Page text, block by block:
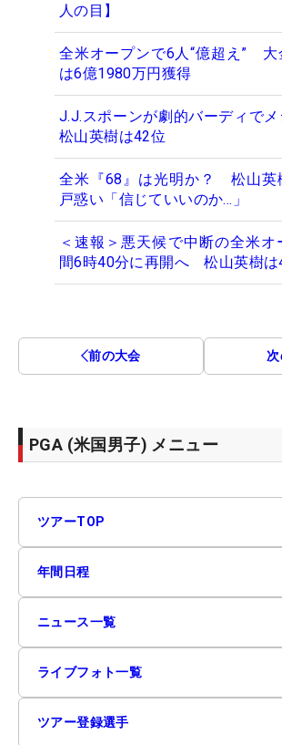
人の目】
全米オープンで6人“億超え” 大
は6億1980万円獲得
J.J.スポーンが劇的バーディで
松山英樹は42位
全米『68』は光明か？ 松山英
戸惑い「信じていいのか…」
＜速報＞悪天候で中断の全米
間6時40分に再開へ 松山英樹は
前の大会 次
PGA (米国男子) メニュー
ツアーTOP
年間日程
ニュース一覧
ライブフォト一覧
ツアー登録選手